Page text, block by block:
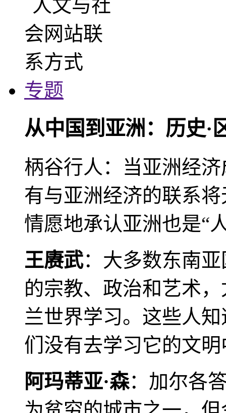
专题
从中国到亚洲：历史·
柄谷行人：当亚洲经
有与亚洲经济的联系
情愿地承认亚洲也是“
王赓武：大多数东南
的宗教、政治和艺术
兰世界学习。这些人
们没有去学习它的文
阿玛蒂亚·森：加尔各